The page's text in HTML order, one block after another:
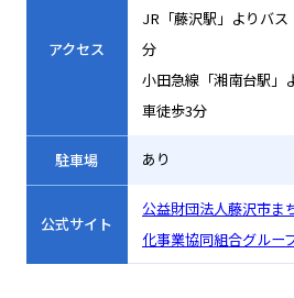
アクセス
JR「藤沢駅」よりバ
分
小田急線「湘南台駅」
車徒歩3分
駐車場 あり
公式サイト
公益財団法人藤沢市ま
化事業協同組合グルー